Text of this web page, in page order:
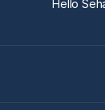
Hello